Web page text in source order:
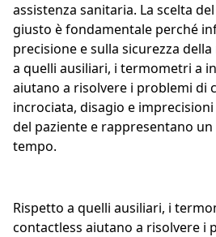
assistenza sanitaria. La scelta
giusto è fondamentale perché
precisione e sulla sicurezza
a quelli ausiliari, i termometri a
aiutano a risolvere i problemi di
incrociata, disagio e
del paziente e rappresentano
tempo.
Rispetto a quelli ausiliari, i
contactless aiutano a risolvere i